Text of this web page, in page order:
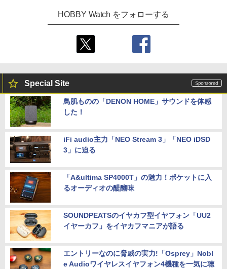
HOBBY Watch をフォローする
Special Site
鳥肌ものの「DENON HOME」サウンドを体感
した！
iFi audio主力「NEO Stream 3」「NEO iDSD
3」に迫る
「A&ultima SP4000T」の魅力！ポケットに入
るオーディオの醍醐味
SOUNDPEATSのイヤカフ型イヤフォン「UU2
イヤーカフ」をイヤカフマニアが語る
エントリーなのに脅威の実力!「Osprey」Nobl
e Audioワイヤレスイヤフォン4機種を一気に聴